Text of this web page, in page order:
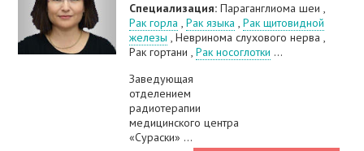
Специализация:Параганглиома шеи ,
Рак горла ,Рак языка ,Рак щитовидной
железы , Невринома слухового нерва ,
Рак гортани ,Рак носоглотки ...
Заведующая
отделением
радиотерапии
медицинского центра
«Сураски» ...